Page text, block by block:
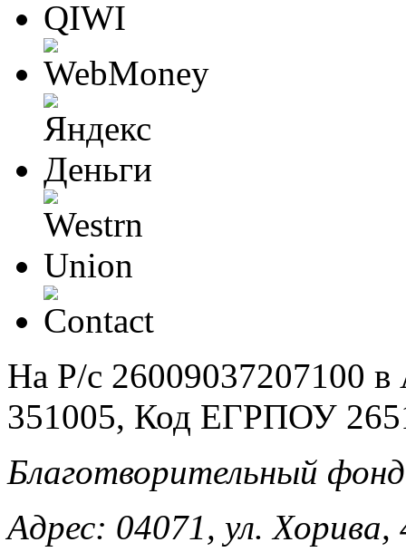
На Р/c 26009037207100
351005, Код ЕГРПОУ
Благотворительный
Адрес: 04071, ул.